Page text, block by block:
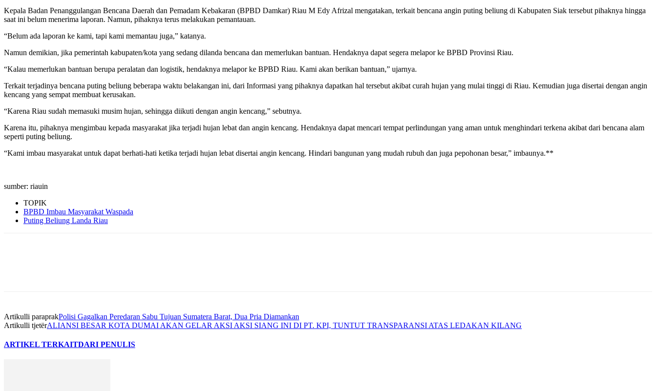
Kepala Badan Penanggulangan Bencana Daerah dan Pemadam Kebakaran (BPBD Damkar) Riau M Edy Afrizal mengatakan, terkait bencana angin puting beliung di Kabupaten Siak tersebut pihaknya hingga
saat ini belum menerima laporan. Namun, pihaknya terus melakukan pemantauan.
“Belum ada laporan ke kami, tapi kami memantau juga,” katanya.
Namun demikian, jika pemerintah kabupaten/kota yang sedang dilanda bencana dan memerlukan bantuan. Hendaknya dapat segera melapor ke BPBD Provinsi Riau.
“Kalau memerlukan bantuan berupa peralatan dan logistik, hendaknya melapor ke BPBD Riau. Kami akan berikan bantuan,” ujarnya.
Terkait terjadinya bencana puting beliung beberapa waktu belakangan ini, dari Informasi yang pihaknya dapatkan hal tersebut akibat curah hujan yang mulai tinggi di Riau. Kemudian juga disertai dengan angin
kencang yang sempat membuat kerusakan.
“Karena Riau sudah memasuki musim hujan, sehingga diikuti dengan angin kencang,” sebutnya.
Karena itu, pihaknya mengimbau kepada masyarakat jika terjadi hujan lebat dan angin kencang. Hendaknya dapat mencari tempat perlindungan yang aman untuk menghindari terkena akibat dari bencana alam
seperti puting beliung.
“Kami imbau masyarakat untuk dapat berhati-hati ketika terjadi hujan lebat disertai angin kencang. Hindari bangunan yang mudah rubuh dan juga pepohonan besar,” imbaunya.**
sumber: riauin
TOPIK
BPBD Imbau Masyarakat Waspada
Puting Beliung Landa Riau
Artikulli paraprakPolisi Gagalkan Peredaran Sabu Tujuan Sumatera Barat, Dua Pria Diamankan
Artikulli tjetërALIANSI BESAR KOTA DUMAI AKAN GELAR AKSI AKSI SIANG INI DI PT. KPI, TUNTUT TRANSPARANSI ATAS LEDAKAN KILANG
ARTIKEL TERKAITDARI PENULIS